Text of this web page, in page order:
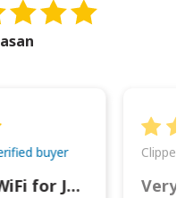
buyer
Great Pocket WiFi for Japan Travel Very